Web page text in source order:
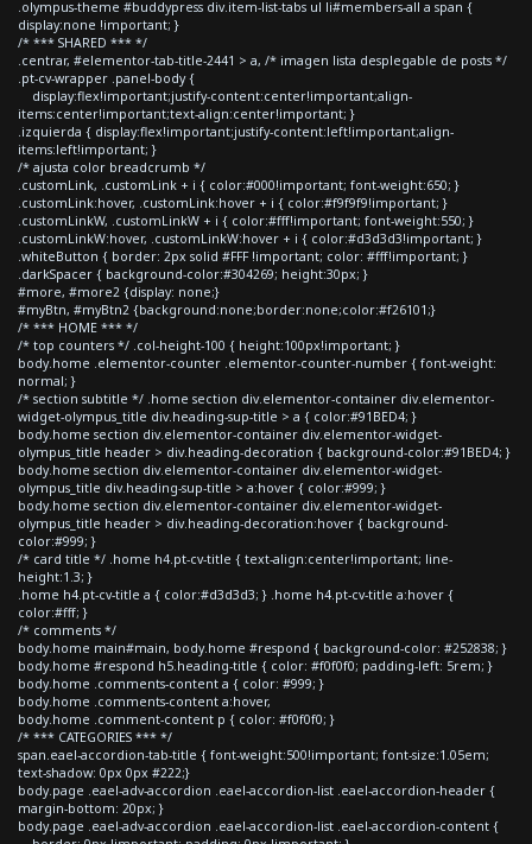
.olympus-theme #buddypress div.item-list-tabs ul li#members-all a span {
display:none !important; }
/* *** SHARED *** */
.centrar, #elementor-tab-title-2441 > a, /* imagen lista desplegable de posts */
.pt-cv-wrapper .panel-body {
display:flex!important;justify-content:center!important;align-
items:center!important;text-align:center!important; }
.izquierda { display:flex!important;justify-content:left!important;align-
items:left!important; }
/* ajusta color breadcrumb */
.customLink, .customLink + i { color:#000!important; font-weight:650; }
.customLink:hover, .customLink:hover + i { color:#f9f9f9!important; }
.customLinkW, .customLinkW + i { color:#fff!important; font-weight:550; }
.customLinkW:hover, .customLinkW:hover + i { color:#d3d3d3!important; }
.whiteButton { border: 2px solid #FFF !important; color: #fff!important; }
.darkSpacer { background-color:#304269; height:30px; }
#more, #more2 {display: none;}
#myBtn, #myBtn2 {background:none;border:none;color:#f26101;}
/* *** HOME *** */
/* top counters */ .col-height-100 { height:100px!important; }
body.home .elementor-counter .elementor-counter-number { font-weight:
normal; }
/* section subtitle */ .home section div.elementor-container div.elementor-
widget-olympus_title div.heading-sup-title > a { color:#91BED4; }
body.home section div.elementor-container div.elementor-widget-
olympus_title header > div.heading-decoration { background-color:#91BED4; }
body.home section div.elementor-container div.elementor-widget-
olympus_title div.heading-sup-title > a:hover { color:#999; }
body.home section div.elementor-container div.elementor-widget-
olympus_title header > div.heading-decoration:hover { background-
color:#999; }
/* card title */ .home h4.pt-cv-title { text-align:center!important; line-
height:1.3; }
.home h4.pt-cv-title a { color:#d3d3d3; } .home h4.pt-cv-title a:hover {
color:#fff; }
/* comments */
body.home main#main, body.home #respond { background-color: #252838; }
body.home #respond h5.heading-title { color: #f0f0f0; padding-left: 5rem; }
body.home .comments-content a { color: #999; }
body.home .comments-content a:hover,
body.home .comment-content p { color: #f0f0f0; }
/* *** CATEGORIES *** */
span.eael-accordion-tab-title { font-weight:500!important; font-size:1.05em;
text-shadow: 0px 0px #222;}
body.page .eael-adv-accordion .eael-accordion-list .eael-accordion-header {
margin-bottom: 20px; }
body.page .eael-adv-accordion .eael-accordion-list .eael-accordion-content {